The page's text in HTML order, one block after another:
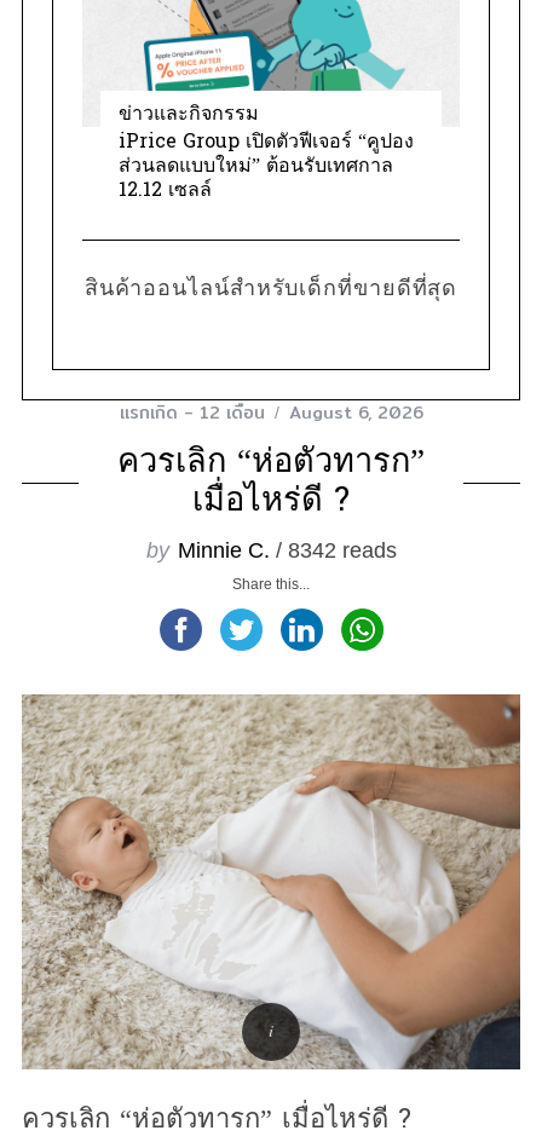
ข่าวและกิจกรรม
iPrice Group เปิดตัวฟีเจอร์ “คูปอง
ส่วนลดแบบใหม่” ต้อนรับเทศกาล
12.12 เซลล์
สินค้าออนไลน์สำหรับเด็กที่ขายดีที่สุด
แรกเกิด - 12 เดือน August 6, 2026
ควรเลิก “ห่อตัวทารก”
เมื่อไหร่ดี ?
by Minnie C. / 8342 reads
Share this...
ควรเลิก “ห่อตัวทารก” เมื่อไหร่ดี ?